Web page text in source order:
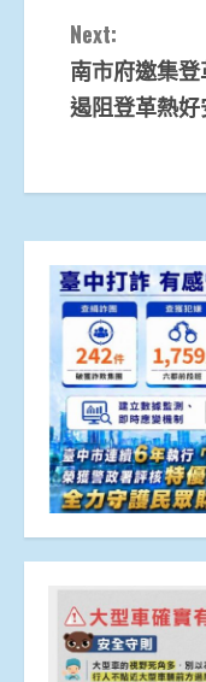
Next:
南市府邀集
遏阻登革熱好